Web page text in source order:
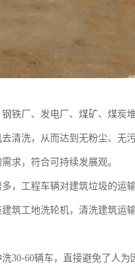
铁厂、发电厂、煤矿、煤炭
清洗，从而达到无粉尘、无
求，符合可持续发展观。
，工程车辆对建筑垃圾的运
筑工地洗轮机，清洗建筑运
30-60辆车，直接避免了人